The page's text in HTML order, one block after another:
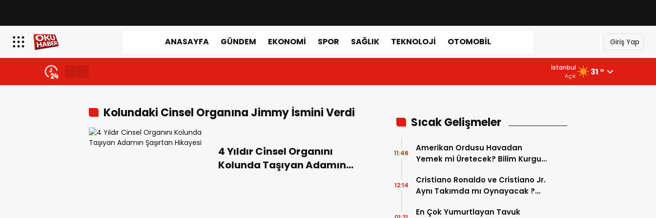
ANASAYFA GÜNDEM EKONOMI SPOR SAĞLIK TEKNOLOJI OTOMOBIL Giriş Yap
İstanbul
Açık 31 °
Kolundaki Cinsel Organına Jimmy İsmini Verdi
4 Yıldır Cinsel Organını
Kolunda Taşıyan Adamın
Sıcak Gelişmeler
Amerikan Ordusu Havadan
Yemek mi Üretecek? Bilim Kurgu
11:46
Cristiano Ronaldo ve Cristiano Jr.
Aynı Takımda mı Oynayacak ?
Dönemimi Başlıyor ?
12:14
En Çok Yumurtlayan Tavuk